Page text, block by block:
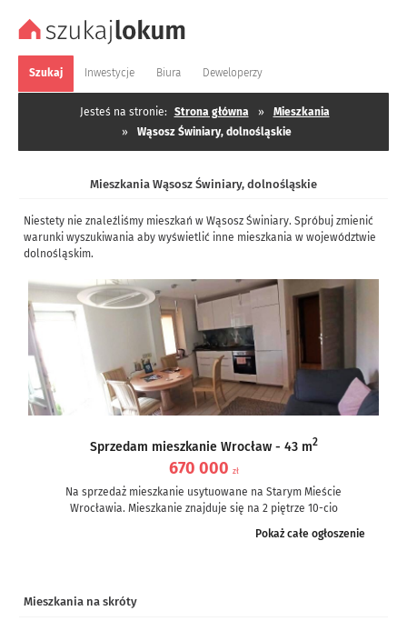
Szukaj Inwestycje Biura Deweloperzy
Jesteś na stronie: Strona główna »
Mieszkania
»
Wąsosz Świniary, dolnośląskie
Mieszkania Wąsosz Świniary, dolnośląskie
Niestety nie znaleźliśmy mieszkań w Wąsosz Świniary. Spróbuj zmienić
warunki wyszukiwania aby wyświetlić inne mieszkania w województwie
dolnośląskim.
Sprzedam mieszkanie Wrocław - 43 m2
670 000 zł
Na sprzedaż mieszkanie usytuowane na Starym Mieście
Wrocławia. Mieszkanie znajduje się na 2 piętrze 10-cio
Pokaż całe ogłoszenie
Mieszkania na skróty